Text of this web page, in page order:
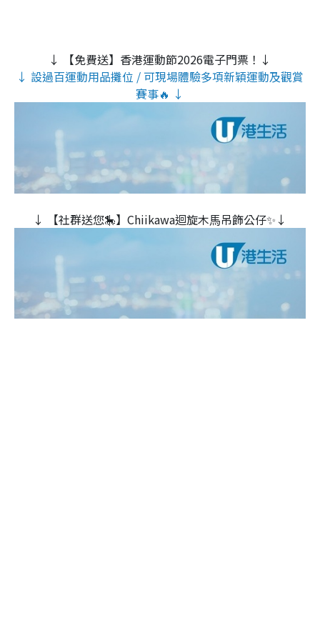
↓ 【免費送】香港運動節2026電子門票！↓
↓ 設過百運動用品攤位 / 可現場體驗多項新穎運動及觀賞
賽事🔥 ↓
↓ 【社群送您🎠】Chiikawa迴旋木⾺吊飾公仔✨↓